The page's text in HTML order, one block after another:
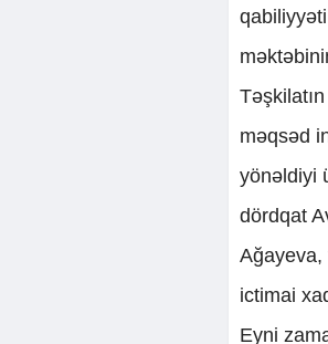
məqsəd
yönəldiyi
dördqat
Ağayeva,
ictimai
Eyni